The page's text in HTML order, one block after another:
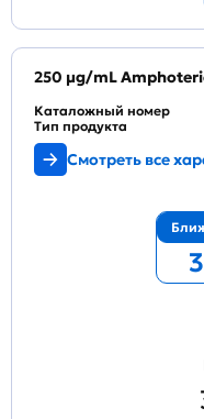
250 μg/mL
Каталожный номер
Тип продукта
Смотреть все